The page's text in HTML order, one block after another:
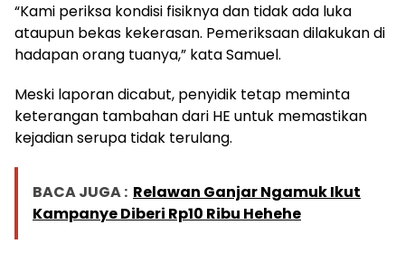
“Kami periksa kondisi fisiknya dan tidak ada luka
ataupun bekas kekerasan. Pemeriksaan dilakukan di
hadapan orang tuanya,” kata Samuel.
Meski laporan dicabut, penyidik tetap meminta
keterangan tambahan dari HE untuk memastikan
kejadian serupa tidak terulang.
BACA JUGA : Relawan Ganjar Ngamuk Ikut
Kampanye Diberi Rp10 Ribu Hehehe